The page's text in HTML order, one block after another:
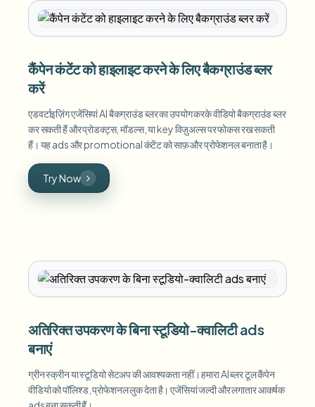
कैंपेन कंटेंट को हाइलाइट करने के लिए बैकग्राउंड ब्लर
करें
एडवर्टाइज़िंग एजेंसियां AI बैकग्राउंड ब्लर का उपयोग करके वीडियो बैकग्राउंड ब्लर
कर सकती हैं और प्रोडक्ट्स, मॉडल्स, या key विज़ुअल्स पर फोकस रख सकती
हैं। यह ads और promotional कंटेंट को साफ़ और प्रोफेशनल बनाता है।
Try Now
अतिरिक्त उपकरण के बिना स्टूडियो-क्वालिटी ads
बनाएं
ग्रीन स्क्रीन या स्टूडियो सेटअप की आवश्यकता नहीं। हमारा AI ब्लर टूल कैंपेन
वीडियो को पॉलिश्ड, प्रोफेशनल लुक देता है। एजेंसियां जल्दी और लगातार आकर्षक